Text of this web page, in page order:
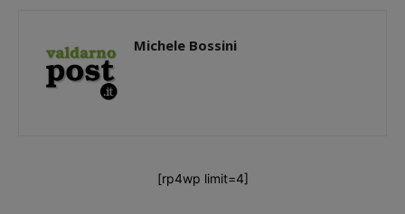
Michele Bossini
[rp4wp limit=4]